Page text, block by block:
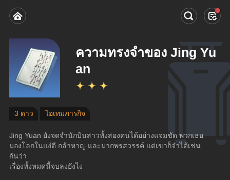
ความทรงจำของ Jing Yu
an
3 ดาว ไอเทมภารกิจ
Jing Yuan ยังจดจำนักบินสาวทั้งสองคนได้อย่างแจ่มชัด พวกเธอ
มองโลกในแง่ดี กล้าหาญ และมากพรสวรรค์ แต่เขาก็จำได้เช่น
กันว่า
เรื่องทั้งหมดนี้จบลงยังไง